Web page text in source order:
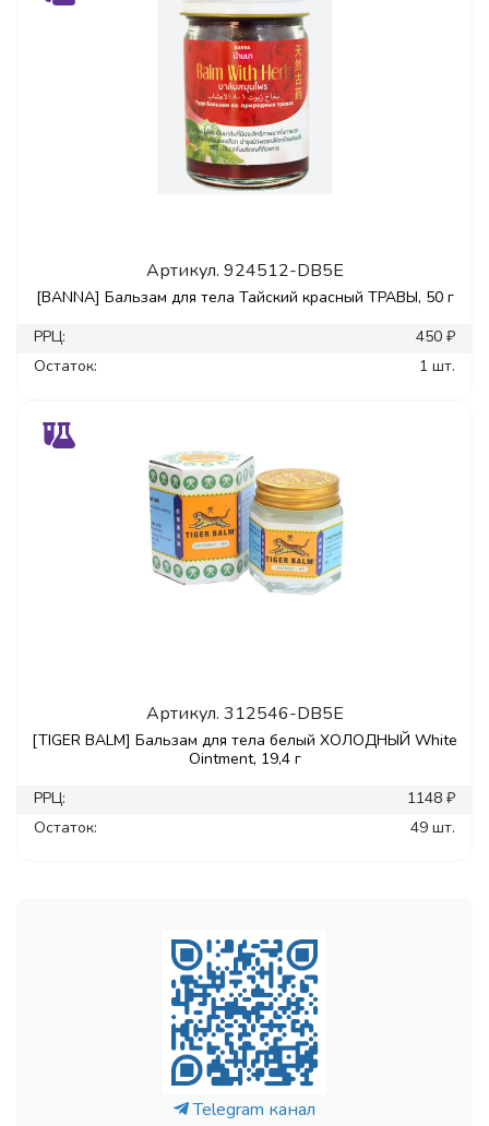
Артикул. 924512-DB5E
[BANNA] Бальзам для тела Тайский красный ТРАВЫ, 50 г
РРЦ:
450 ₽
Остаток:
1 шт.
Артикул. 312546-DB5E
[TIGER BALM] Бальзам для тела белый ХОЛОДНЫЙ White
Ointment, 19,4 г
РРЦ:
1148 ₽
Остаток:
49 шт.
Telegram канал